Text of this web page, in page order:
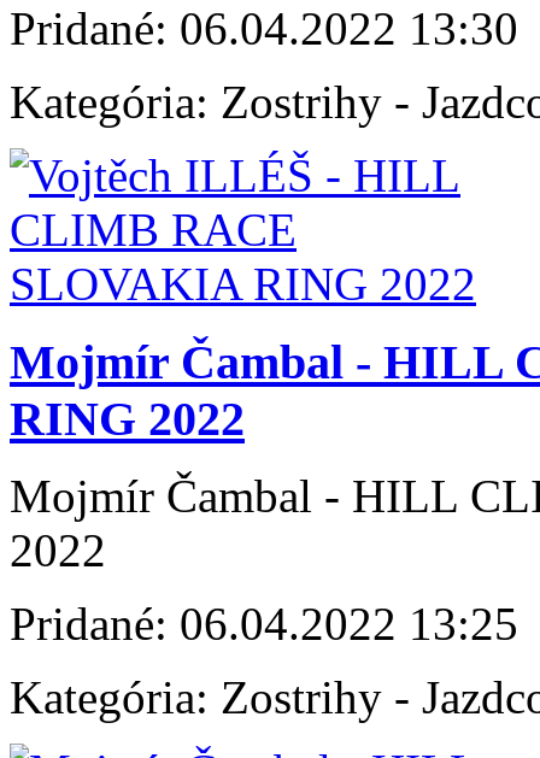
Pridané: 06.04.2022 13:30
Kategória: Zostrihy -
Mojmír Čambal - HILL
RING 2022
Mojmír Čambal - HILL
2022
Pridané: 06.04.2022 13:25
Kategória: Zostrihy -